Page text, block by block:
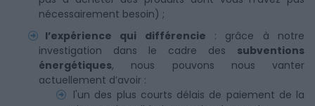
nécessairement besoin) ;
l’expérience qui différencie : grâce à notre
investigation dans le cadre des subventions
énergétiques, nous pouvons nous vanter
actuellement d’avoir :
l'un des plus courts délais de paiement de la